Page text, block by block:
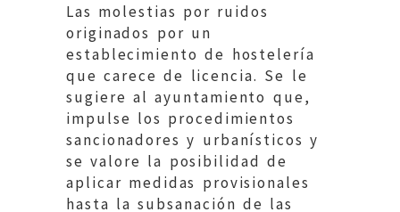
Las molestias por ruidos
originados por un
establecimiento de hostelería
que carece de licencia. Se le
sugiere al ayuntamiento que,
impulse los procedimientos
sancionadores y urbanísticos y
se valore la posibilidad de
aplicar medidas provisionales
hasta la subsanación de las